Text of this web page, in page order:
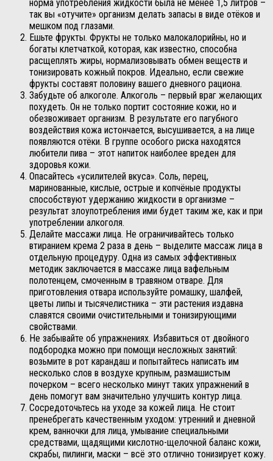
норма употребления жидкости была не менее 1,5 литров –
так вы «отучите» организм делать запасы в виде отёков и
мешком под глазами.
Ешьте фрукты. Фрукты не только малокалорийны, но и
богаты клетчаткой, которая, как известно, способна
расщеплять жиры, нормализовывать обмен веществ и
тонизировать кожный покров. Идеально, если свежие
фрукты составят половину вашего дневного рациона.
Забудьте об алкоголе. Алкоголь – первый враг желающих
похудеть. Он не только портит состояние кожи, но и
обезвоживает организм. В результате его пагубного
воздействия кожа истончается, высушивается, а на лице
появляются отёки. В группе особого риска находятся
любители пива – этот напиток наиболее вреден для
здоровья кожи.
Опасайтесь «усилителей вкуса». Соль, перец,
маринованные, кислые, острые и копчёные продукты
способствуют удержанию жидкости в организме –
результат злоупотребления ими будет таким же, как и при
употреблении алкоголя.
Делайте массажи лица. Не ограничивайтесь только
втиранием крема 2 раза в день – выделите массаж лица в
отдельную процедуру. Одна из самых эффективных
методик заключается в массаже лица вафельным
полотенцем, смоченным в травяном отваре. Для
приготовления отвара используйте ромашку, шалфей,
цветы липы и тысячелистника – эти растения издавна
славятся своими очистительными и тонизирующими
свойствами.
Не забывайте об упражнениях. Избавиться от двойного
подбородка можно при помощи несложных занятий:
возьмите в рот карандаш и попытайтесь написать им
несколько слов в воздухе крупным, размашистым
почерком – всего несколько минут таких упражнений в
день помогут вам значительно улучшить контур лица.
Сосредоточьтесь на уходе за кожей лица. Не стоит
пренебрегать качественным уходом: утренний и дневной
крем, ванночки для лица, умывание специальными
средствами, щадящими кислотно-щелочной баланс кожи,
скрабы, пилинги, маски – всё это отлично тонизирует кожу.